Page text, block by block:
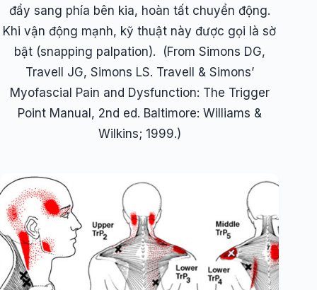
đẩy sang phía bên kia, hoàn tất chuyển động.
Khi vận động mạnh, kỹ thuật này được gọi là sờ
bật (snapping palpation). (From Simons DG,
Travell JG, Simons LS. Travell & Simons’
Myofascial Pain and Dysfunction: The Trigger
Point Manual, 2nd ed. Baltimore: Williams &
Wilkins; 1999.)